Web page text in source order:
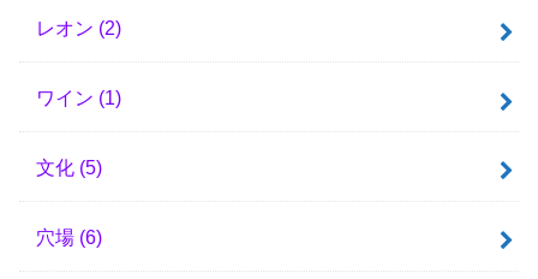
レオン (2)
ワイン (1)
文化 (5)
穴場 (6)